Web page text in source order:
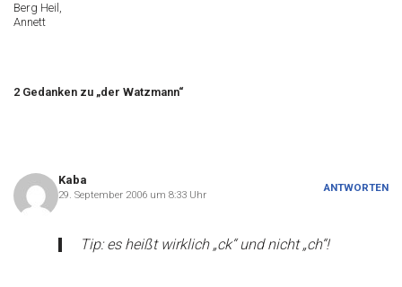
Berg Heil,
Annett
2 Gedanken zu „der Watzmann“
Kaba
29. September 2006 um 8:33 Uhr
ANTWORTEN
Tip: es heißt wirklich „ck“ und nicht „ch“!